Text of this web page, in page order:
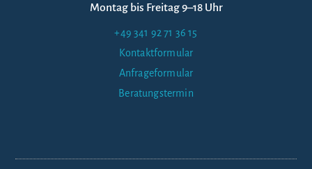
Montag bis Freitag 9–18 Uhr
+49 341 92 71 36 15
Kontaktformular
Anfrageformular
Beratungstermin